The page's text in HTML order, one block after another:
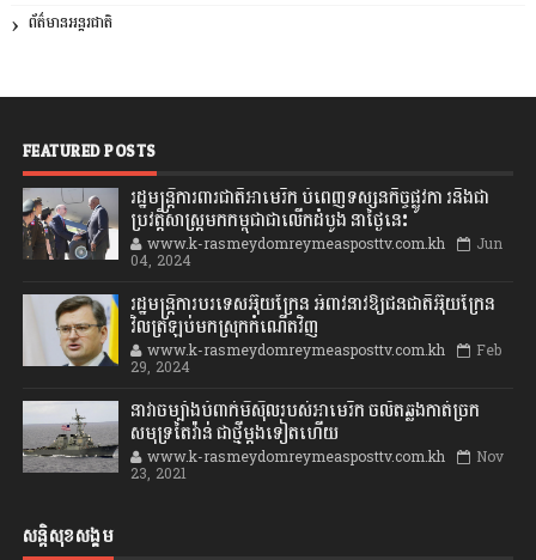
ព័ត៌មានអន្តរជាតិ
FEATURED POSTS
រដ្ឋមន្រ្តីការពារជាតិអាមេរិក បំពេញទស្សនកិច្ចផ្លូវកា រនិងជា
ប្រវត្តិសាស្រ្តមកកម្ពុជាជាលើកដំបូង នាថ្ងៃនេះ
www.k-rasmeydomreymeasposttv.com.kh Jun
04, 2024
រដ្ឋមន្ត្រីការបរទេសអ៊ុយក្រែន អំពាវនាវឱ្យជនជាតិអ៊ុយក្រែន
វិលត្រឡប់មកស្រុកកំណើតវិញ
www.k-rasmeydomreymeasposttv.com.kh Feb
29, 2024
នាវាចម្បាំងបំពាក់មីស៊ីលរបស់អាមេរិក ចល័តឆ្លងកាត់ច្រក
សមុទ្រតៃវ៉ាន់ ជាថ្មីម្តងទៀតហើយ
www.k-rasmeydomreymeasposttv.com.kh Nov
23, 2021
សន្តិសុខសង្គម